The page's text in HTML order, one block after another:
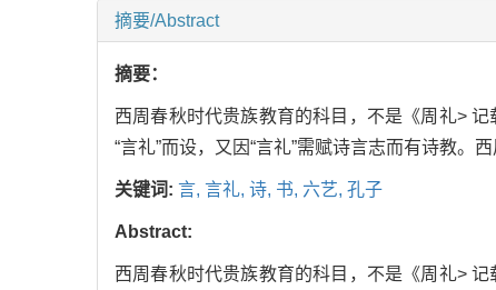
摘要/Abstract
摘要：
西周春秋时代贵族教育的科目，不是《周礼> 记
“言礼”而设，又因“言礼”需赋诗言志而有诗教。
关键词: 言, 言礼, 诗, 书, 六艺, 孔子
Abstract:
西周春秋时代贵族教育的科目，不是《周礼> 记